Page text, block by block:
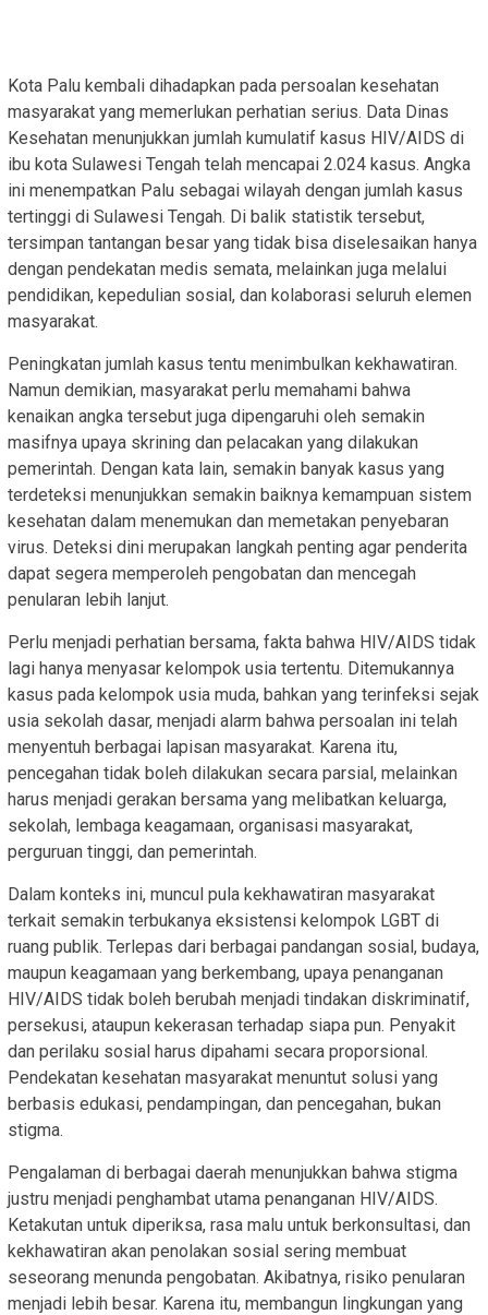
Kota Palu kembali dihadapkan pada persoalan kesehatan
masyarakat yang memerlukan perhatian serius. Data Dinas
Kesehatan menunjukkan jumlah kumulatif kasus HIV/AIDS di
ibu kota Sulawesi Tengah telah mencapai 2.024 kasus. Angka
ini menempatkan Palu sebagai wilayah dengan jumlah kasus
tertinggi di Sulawesi Tengah. Di balik statistik tersebut,
tersimpan tantangan besar yang tidak bisa diselesaikan hanya
dengan pendekatan medis semata, melainkan juga melalui
pendidikan, kepedulian sosial, dan kolaborasi seluruh elemen
masyarakat.
Peningkatan jumlah kasus tentu menimbulkan kekhawatiran.
Namun demikian, masyarakat perlu memahami bahwa
kenaikan angka tersebut juga dipengaruhi oleh semakin
masifnya upaya skrining dan pelacakan yang dilakukan
pemerintah. Dengan kata lain, semakin banyak kasus yang
terdeteksi menunjukkan semakin baiknya kemampuan sistem
kesehatan dalam menemukan dan memetakan penyebaran
virus. Deteksi dini merupakan langkah penting agar penderita
dapat segera memperoleh pengobatan dan mencegah
penularan lebih lanjut.
Perlu menjadi perhatian bersama, fakta bahwa HIV/AIDS tidak
lagi hanya menyasar kelompok usia tertentu. Ditemukannya
kasus pada kelompok usia muda, bahkan yang terinfeksi sejak
usia sekolah dasar, menjadi alarm bahwa persoalan ini telah
menyentuh berbagai lapisan masyarakat. Karena itu,
pencegahan tidak boleh dilakukan secara parsial, melainkan
harus menjadi gerakan bersama yang melibatkan keluarga,
sekolah, lembaga keagamaan, organisasi masyarakat,
perguruan tinggi, dan pemerintah.
Dalam konteks ini, muncul pula kekhawatiran masyarakat
terkait semakin terbukanya eksistensi kelompok LGBT di
ruang publik. Terlepas dari berbagai pandangan sosial, budaya,
maupun keagamaan yang berkembang, upaya penanganan
HIV/AIDS tidak boleh berubah menjadi tindakan diskriminatif,
persekusi, ataupun kekerasan terhadap siapa pun. Penyakit
dan perilaku sosial harus dipahami secara proporsional.
Pendekatan kesehatan masyarakat menuntut solusi yang
berbasis edukasi, pendampingan, dan pencegahan, bukan
stigma.
Pengalaman di berbagai daerah menunjukkan bahwa stigma
justru menjadi penghambat utama penanganan HIV/AIDS.
Ketakutan untuk diperiksa, rasa malu untuk berkonsultasi, dan
kekhawatiran akan penolakan sosial sering membuat
seseorang menunda pengobatan. Akibatnya, risiko penularan
menjadi lebih besar. Karena itu, membangun lingkungan yang